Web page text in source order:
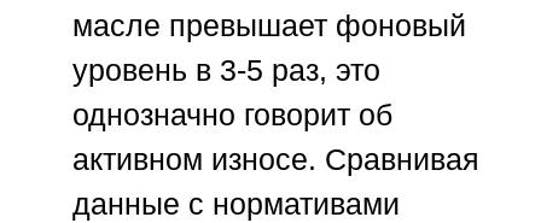
масле превышает фоновый
уровень в 3-5 раз, это
однозначно говорит об
активном износе. Сравнивая
данные с нормативами